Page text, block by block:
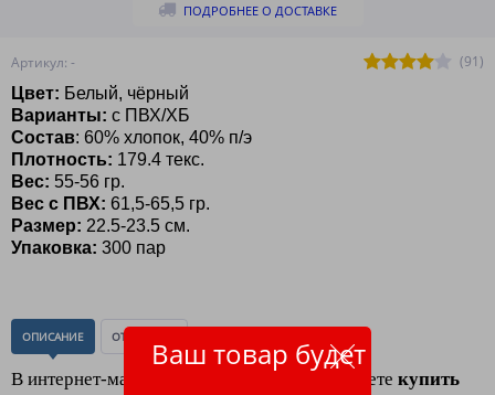
Ваш товар будет
Артикул: -
(91)
Цвет: Белый, чёрный
Варианты: с ПВХ/ХБ
Состав: 60% хлопок, 40% п/э
Плотность: 179.4 текс.
Вес: 55-56 гр.
Вес с ПВХ: 61,5-65,5 гр.
Размер: 22.5-23.5 см.
Упаковка: 300 пар
ПОДРОБНЕЕ О ДОСТАВКЕ
ОПИСАНИЕ ОТЗЫВЫ
В интернет-магазине Вы можете купить